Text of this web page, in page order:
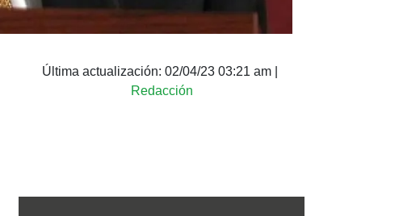
Última actualización: 02/04/23 03:21 am
Redacción